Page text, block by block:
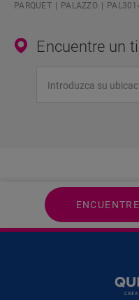
PARQUET PALAZZO
Encuentre un